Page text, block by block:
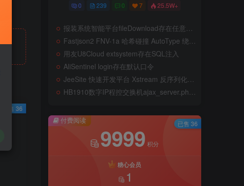
已售 36
0 239 0 7 25.5W+
报装系统智能平台fileDownload存在任意文件读取
Fastjson2 FNV-1a 哈希碰撞 AutoType 绕过远程代码执行
用友U8Cloud extsystem存在SQL注入
AliSentinel login存在默认口令
JeeSite 快速开发平台 Xstream 反序列化RCE
HB1910数字IP程控交换机ajax_server.php存在远程命令执行
付费阅读
9999 积分
糖心会员
1
已售 36